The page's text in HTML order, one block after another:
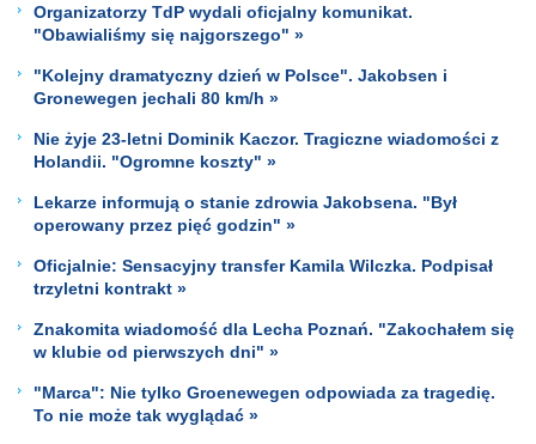
Organizatorzy TdP wydali oficjalny komunikat.
"Obawialiśmy się najgorszego" »
"Kolejny dramatyczny dzień w Polsce". Jakobsen i
Gronewegen jechali 80 km/h »
Nie żyje 23-letni Dominik Kaczor. Tragiczne wiadomości z
Holandii. "Ogromne koszty" »
Lekarze informują o stanie zdrowia Jakobsena. "Był
operowany przez pięć godzin" »
Oficjalnie: Sensacyjny transfer Kamila Wilczka. Podpisał
trzyletni kontrakt »
Znakomita wiadomość dla Lecha Poznań. "Zakochałem się
w klubie od pierwszych dni" »
"Marca": Nie tylko Groenewegen odpowiada za tragedię.
To nie może tak wyglądać »